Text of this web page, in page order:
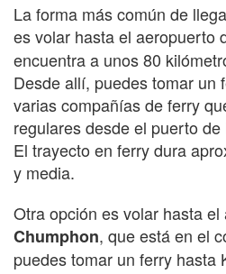
La forma más común de
es volar hasta el aeropuerto
encuentra a unos 80
Desde allí, puedes tomar un
varias compañías de ferry
regulares desde el puerto
El trayecto en ferry dura
y media.
Otra opción es volar hasta
Chumphon, que está en el
puedes tomar un ferry hasta